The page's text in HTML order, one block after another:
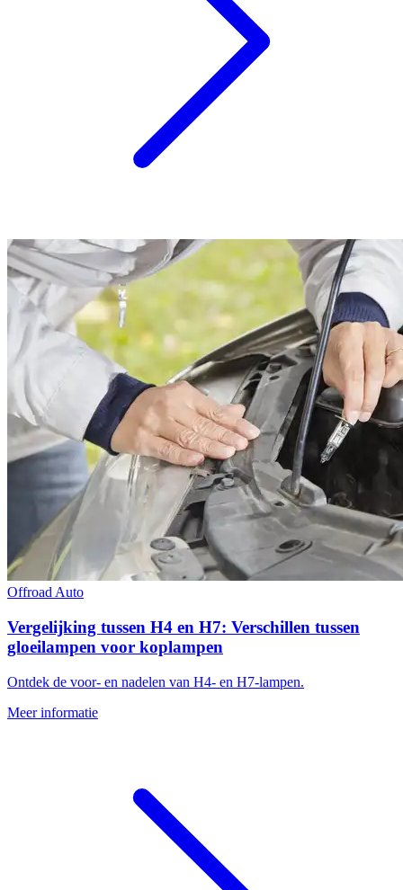
Offroad Auto
Vergelijking tussen H4 en H7: Verschillen tussen
gloeilampen voor koplampen
Ontdek de voor- en nadelen van H4- en H7-lampen.
Meer informatie